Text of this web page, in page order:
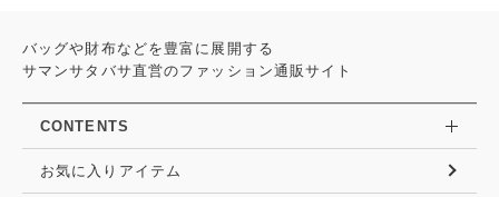
バッグや財布などを豊富に展開する
サマンサタバサ直営のファッション通販サイト
CONTENTS
お気に入りアイテム